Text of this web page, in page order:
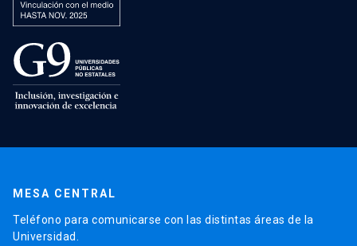
MESA CENTRAL
Teléfono para comunicarse con las distintas áreas de la
Universidad.